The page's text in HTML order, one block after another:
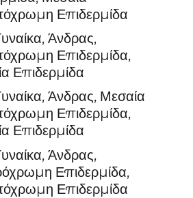
Επιδερμίδα
Άνδρας,
Επιδερμίδα,
Επιδερμίδα
Άνδρας, Μεσαία
Επιδερμίδα,
Επιδερμίδα
Άνδρας,
Επιδερμίδα,
Επιδερμίδα